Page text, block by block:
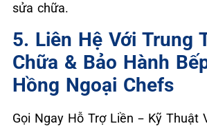
sửa chữa.
5. Liên Hệ Với Trung
Chữa & Bảo Hành
Hồng Ngoại Chefs
Gọi Ngay Hỗ Trợ Liền – Kỹ Thuật